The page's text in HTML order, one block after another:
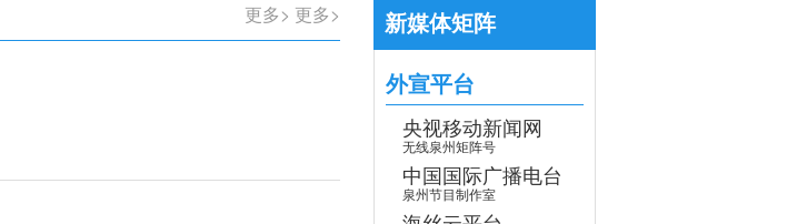
更多> 更多>
新媒体矩阵
外宣平台
央视移动新闻网
无线泉州矩阵号
中国国际广播电台
泉州节目制作室